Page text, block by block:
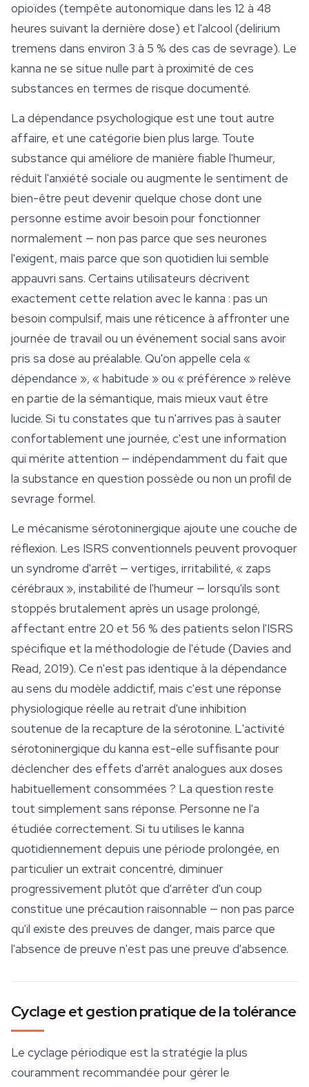
opioïdes (tempête autonomique dans les 12 à 48
heures suivant la dernière dose) et l'alcool (delirium
tremens dans environ 3 à 5 % des cas de sevrage). Le
kanna ne se situe nulle part à proximité de ces
substances en termes de risque documenté.
La dépendance psychologique est une tout autre
affaire, et une catégorie bien plus large. Toute
substance qui améliore de manière fiable l'humeur,
réduit l'anxiété sociale ou augmente le sentiment de
bien-être peut devenir quelque chose dont une
personne estime avoir besoin pour fonctionner
normalement — non pas parce que ses neurones
l'exigent, mais parce que son quotidien lui semble
appauvri sans. Certains utilisateurs décrivent
exactement cette relation avec le kanna : pas un
besoin compulsif, mais une réticence à affronter une
journée de travail ou un événement social sans avoir
pris sa dose au préalable. Qu'on appelle cela «
dépendance », « habitude » ou « préférence » relève
en partie de la sémantique, mais mieux vaut être
lucide. Si tu constates que tu n'arrives pas à sauter
confortablement une journée, c'est une information
qui mérite attention — indépendamment du fait que
la substance en question possède ou non un profil de
sevrage formel.
Le mécanisme sérotoninergique ajoute une couche de
réflexion. Les ISRS conventionnels peuvent provoquer
un syndrome d'arrêt — vertiges, irritabilité, « zaps
cérébraux », instabilité de l'humeur — lorsqu'ils sont
stoppés brutalement après un usage prolongé,
affectant entre 20 et 56 % des patients selon l'ISRS
spécifique et la méthodologie de l'étude (Davies and
Read, 2019). Ce n'est pas identique à la dépendance
au sens du modèle addictif, mais c'est une réponse
physiologique réelle au retrait d'une inhibition
soutenue de la recapture de la sérotonine. L'activité
sérotoninergique du kanna est-elle suffisante pour
déclencher des effets d'arrêt analogues aux doses
habituellement consommées ? La question reste
tout simplement sans réponse. Personne ne l'a
étudiée correctement. Si tu utilises le kanna
quotidiennement depuis une période prolongée, en
particulier un extrait concentré, diminuer
progressivement plutôt que d'arrêter d'un coup
constitue une précaution raisonnable — non pas parce
qu'il existe des preuves de danger, mais parce que
l'absence de preuve n'est pas une preuve d'absence.
Cyclage et gestion pratique de la tolérance
Le cyclage périodique est la stratégie la plus
couramment recommandée pour gérer le